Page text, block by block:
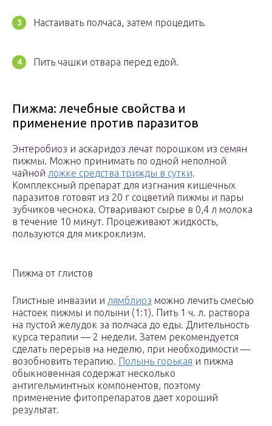
Настаивать полчаса, затем процедить.
Пить чашки отвара перед едой.
Пижма: лечебные свойства и
применение против паразитов
Энтеробиоз и аскаридоз лечат порошком из семян
пижмы. Можно принимать по одной неполной
чайной ложке средства трижды в сутки.
Комплексный препарат для изгнания кишечных
паразитов готовят из 20 г соцветий пижмы и пары
зубчиков чеснока. Отваривают сырье в 0,4 л молока
в течение 10 минут. Процеживают жидкость,
пользуются для микроклизм.
Пижма от глистов
Глистные инвазии и лямблиоз можно лечить смесью
настоек пижмы и полыни (1:1). Пить 1 ч. л. раствора
на пустой желудок за полчаса до еды. Длительность
курса терапии — 2 недели. Затем рекомендуется
сделать перерыв на неделю, при необходимости —
возобновить терапию. Полынь горькая и пижма
обыкновенная содержат несколько
антигельминтных компонентов, поэтому
применение фитопрепаратов дает хороший
результат.